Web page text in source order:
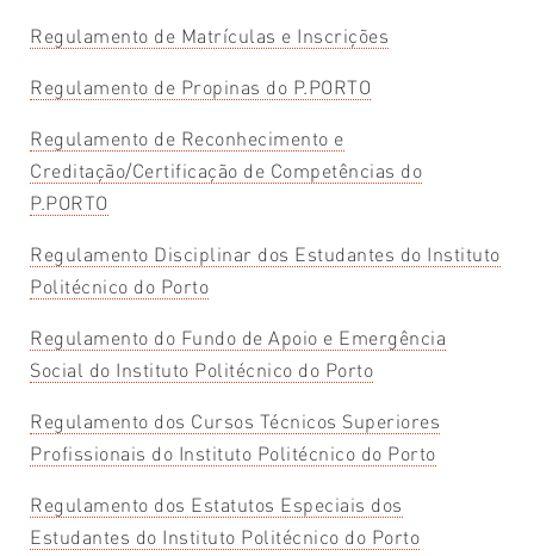
Regulamento de Matrículas e Inscrições
Regulamento de Propinas do P.PORTO
Regulamento de Reconhecimento e
Creditação/Certificação de Competências do
P.PORTO
Regulamento Disciplinar dos Estudantes do Instituto
Politécnico do Porto
Regulamento do Fundo de Apoio e Emergência
Social do Instituto Politécnico do Porto
Regulamento dos Cursos Técnicos Superiores
Profissionais do Instituto Politécnico do Porto
Regulamento dos Estatutos Especiais dos
Estudantes do Instituto Politécnico do Porto